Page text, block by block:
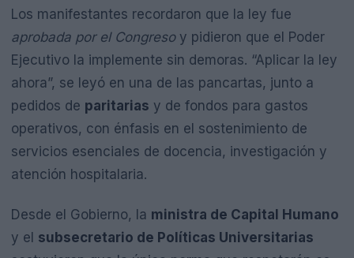
Los manifestantes recordaron que la ley fue
aprobada por el Congresoy pidieron que el Poder
Ejecutivo la implemente sin demoras. “Aplicar la ley
ahora”, se leyó en una de las pancartas, junto a
pedidos de paritarias y de fondos para gastos
operativos, con énfasis en el sostenimiento de
servicios esenciales de docencia, investigación y
atención hospitalaria.
Desde el Gobierno, la ministra de Capital Humano
y el subsecretario de Políticas Universitarias